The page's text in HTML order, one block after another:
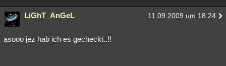
LiGhT_AnGeL 11.09.2009 um 18:24
asooo jez hab ich es gecheckt..!!